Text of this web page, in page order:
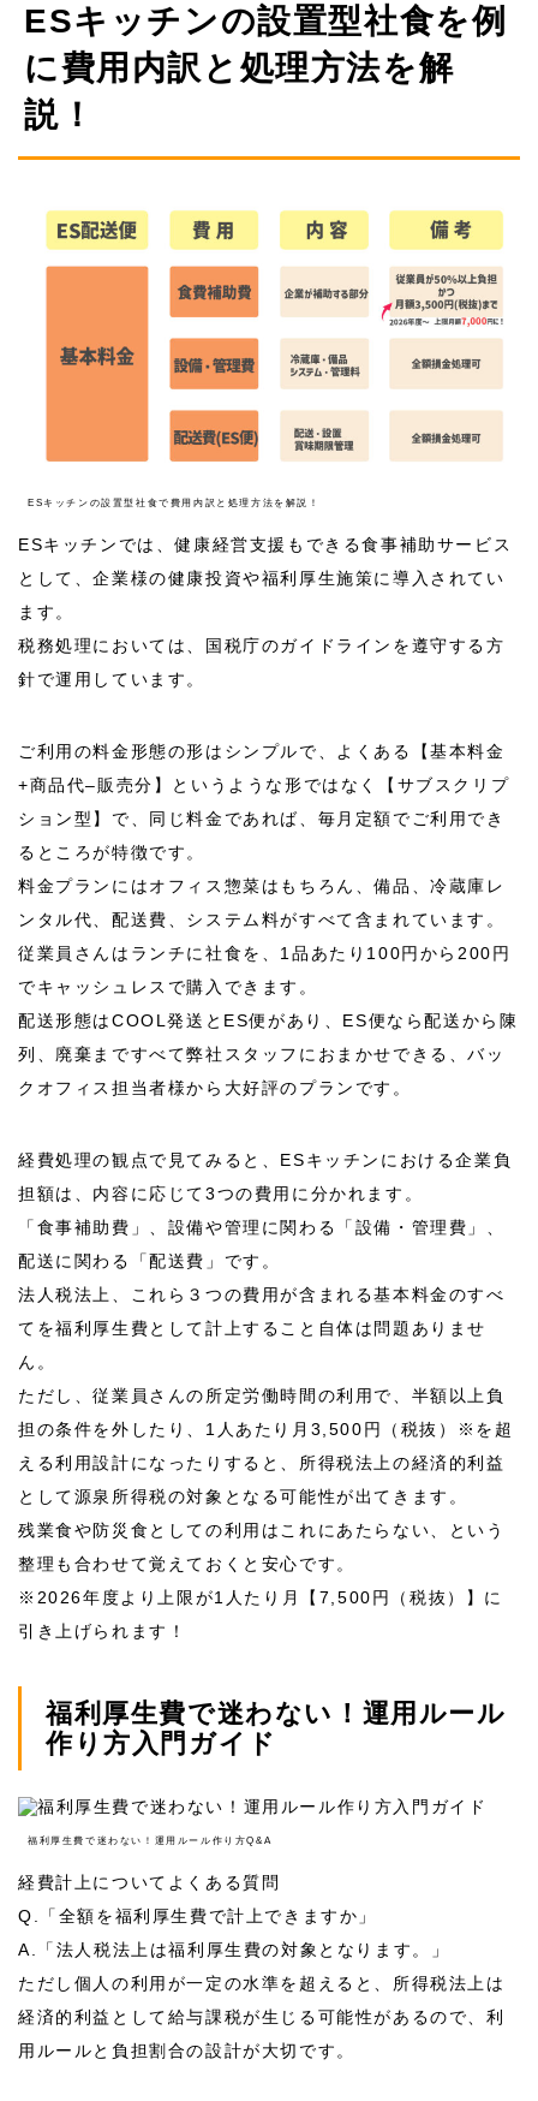
ESキッチンの設置型社食を例
に費用内訳と処理方法を解
説！
ESキッチンの設置型社食で費用内訳と処理方法を解説！
ESキッチンでは、健康経営支援もできる食事補助サービス
として、企業様の健康投資や福利厚生施策に導入されてい
ます。
税務処理においては、国税庁のガイドラインを遵守する方
針で運用しています。
ご利用の料金形態の形はシンプルで、よくある【基本料金
+商品代–販売分】というような形ではなく【サブスクリプ
ション型】で、同じ料金であれば、毎月定額でご利用でき
るところが特徴です。
料金プランにはオフィス惣菜はもちろん、備品、冷蔵庫レ
ンタル代、配送費、システム料がすべて含まれています。
従業員さんはランチに社食を、1品あたり100円から200円
でキャッシュレスで購入できます。
配送形態はCOOL発送とES便があり、ES便なら配送から陳
列、廃棄まですべて弊社スタッフにおまかせできる、バッ
クオフィス担当者様から大好評のプランです。
経費処理の観点で見てみると、ESキッチンにおける企業負
担額は、内容に応じて3つの費用に分かれます。
「食事補助費」、設備や管理に関わる「設備・管理費」、
配送に関わる「配送費」です。
法人税法上、これら３つの費用が含まれる基本料金のすべ
てを福利厚生費として計上すること自体は問題ありませ
ん。
ただし、従業員さんの所定労働時間の利用で、半額以上負
担の条件を外したり、1人あたり月3, 500円（税抜）※を超
える利用設計になったりすると、所得税法上の経済的利益
として源泉所得税の対象となる可能性が出てきます。
残業食や防災食としての利用はこれにあたらない、という
整理も合わせて覚えておくと安心です。
※ 2026年度より上限が1 人たり月【7,500円（税抜）】に
引き上げられます！
福利厚生費で迷わない！運用ルール
作り方入門ガイド
福利厚生費で迷わない！運用ルール作り方Q&A
経費計上についてよくある質問
Q.
「全額を福利厚生費で計上できますか」
A.
「法人税法上は福利厚生費の対象となります。」
ただし個人の利用が一定の水準を超えると、所得税法上は
経済的利益として給与課税が生じる可能性があるので、利
用ルールと負担割合の設計が大切です。